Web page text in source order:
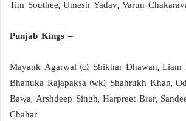
Tim Southee, Umesh Yadav, Varun
Punjab Kings –
Mayank Agarwal (c), Shikhar Dhawan, Liam
Bhanuka Rajapaksa (wk), Shahrukh Khan,
Bawa, Arshdeep Singh, Harpreet Brar,
Chahar